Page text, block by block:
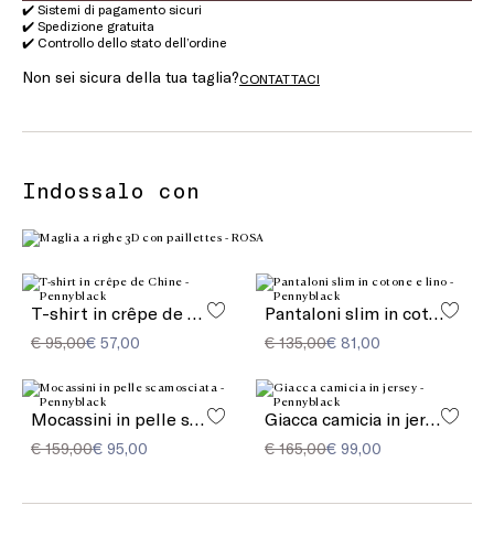
✔️ Sistemi di pagamento sicuri
✔️ Spedizione gratuita
✔️ Controllo dello stato dell’ordine
Non sei sicura della tua taglia?CONTATTACI
Indossalo con
T-shirt in crêpe de Chine
€ 95,00€ 57,00
Pantaloni slim in cotone e lino
€ 135,00€ 81,00
Mocassini in pelle scamosciata
€ 159,00€ 95,00
Giacca camicia in jersey
€ 165,00€ 99,00